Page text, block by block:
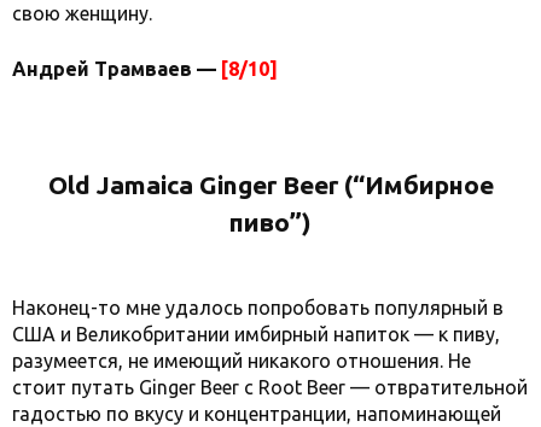
свою женщину.
Андрей Трамваев — [8/10]
Old Jamaica Ginger Beer (“Имбирное
пиво”)
Наконец-то мне удалось попробовать популярный в
США и Великобритании имбирный напиток — к пиву,
разумеется, не имеющий никакого отношения. Не
стоит путать Ginger Beer c Root Beer — отвратительной
гадостью по вкусу и концентранции, напоминающей